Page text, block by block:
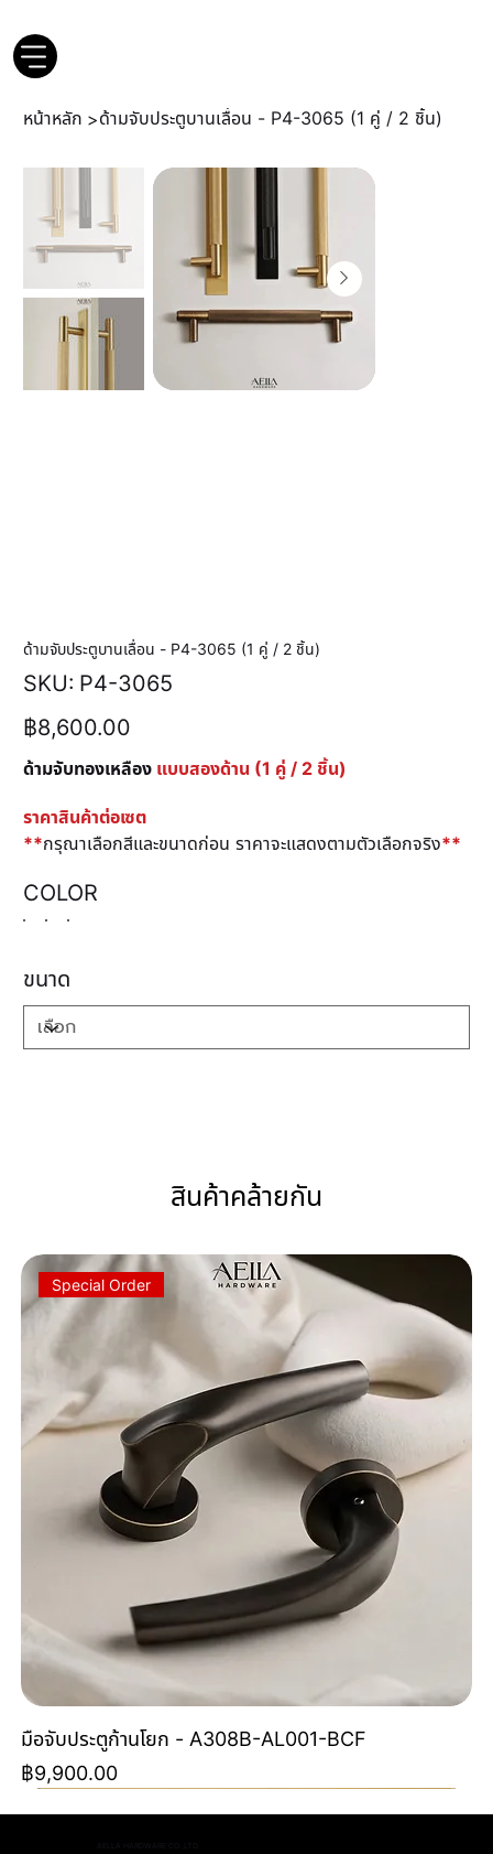
หน้าหลัก >ด้ามจับประตูบานเลื่อน - P4-3065 (1 คู่ / 2 ชิ้น)
ด้ามจับประตูบานเลื่อน - P4-3065 (1 คู่ / 2 ชิ้น)
SKU: SKU
P4-
P4-3065
ราคา
฿8,600.00
ด้ามจับทองเหลือง แบบสองด้าน (1 คู่ / 2 ชิ้น)
ราคาสินค้าต่อเซต
**กรุณาเลือกสีและขนาดก่อน ราคาจะแสดงตามตัวเลือกจริง**
COLOR
ขนาด
สินค้าคล้ายกัน
Special Order
มือจับประตูก้านโยก - A308B-AL001-BCF
ราคา
฿9,900.00
Special Order
Special Order
NEW
NEW
NEW
NEW
NEW
NEW
Special Color By Order
NEW
NEW
NEW
NEW